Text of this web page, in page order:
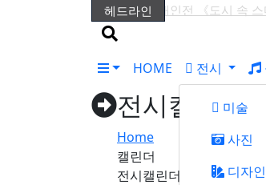
헤드라인
윤지선 개인전 《도시 속
예술사진전 《RE: Image —
권민철 개인전 《완벽한 날
성서 개인전 《Frozenism:
김인 개인전 《No Reason》
검
색
버
튼
HOME 전시
미술
사진
디자인
전시캘린더
Home
캘린더
전시캘린더